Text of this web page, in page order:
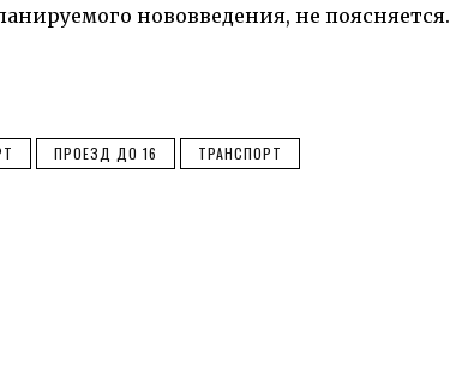
нововведения, не поясняется.
ПРОЕЗД ДО 16 ТРАНСПОРТ